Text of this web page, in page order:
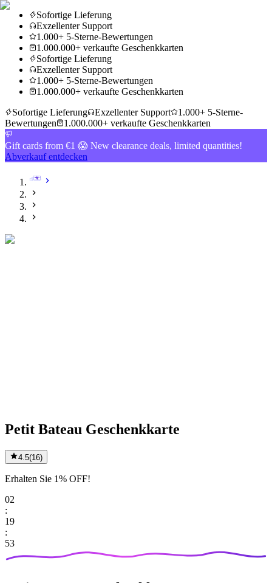
Sofortige Lieferung
Exzellenter Support
1.000+ 5-Sterne-Bewertungen
1.000.000+ verkaufte Geschenkkarten
Sofortige Lieferung
Exzellenter Support
1.000+ 5-Sterne-Bewertungen
1.000.000+ verkaufte Geschenkkarten
Sofortige Lieferung
Exzellenter Support
1.000+ 5-Sterne-
Bewertungen
1.000.000+ verkaufte Geschenkkarten
Gift cards from €1 😱 New clearance deals, limited quantities!
Abverkauf entdecken
Petit Bateau Geschenkkarte
4.5(16)
Erhalten Sie 1% OFF!
02
:
19
:
53